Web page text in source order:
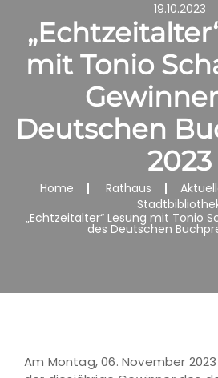
19.10.2023
mit Tonio
Deutschen
2023
Home Rathaus
„Echtzeitalter“ Lesung mit Tonio
des Deutschen
Am Montag, 06. November